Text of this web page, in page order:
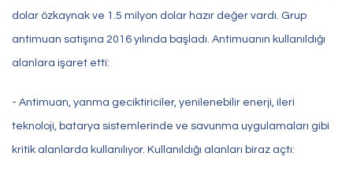
dolar özkaynak ve 1.5 milyon dolar hazır değer vardı. Grup
antimuan satışına 2016 yılında başladı. Antimuanın kullanıldığı
alanlara işaret etti:
- Antimuan, yanma geciktiriciler, yenilenebilir enerji, ileri
teknoloji, batarya sistemlerinde ve savunma uygulamaları gibi
kritik alanlarda kullanılıyor. Kullanıldığı alanları biraz açtı: